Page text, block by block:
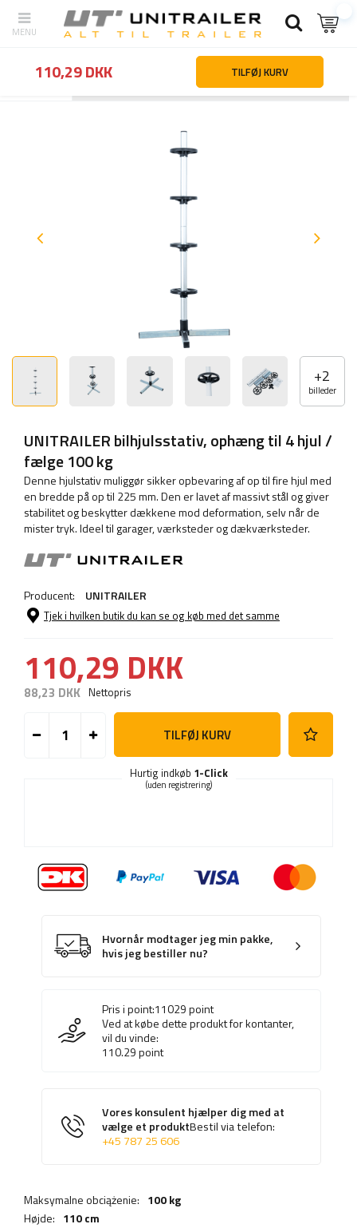
Hjul fælge dæk Reservedele og hjultilbehør
+2
billeder
UNITRAILER bilhjulsstativ, ophæng til 4 hjul /
fælge 100 kg
Denne hjulstativ muliggør sikker opbevaring af op til fire hjul med
en bredde på op til 225 mm. Den er lavet af massivt stål og giver
stabilitet og beskytter dækkene mod deformation, selv når de
mister tryk. Ideel til garager, værksteder og dækværksteder.
Producent: UNITRAILER
Tjek i hvilken butik du kan se og køb med det samme
110,29 DKK
88,23 DKK Nettopris
TILFØJ KURV
Hurtig indkøb 1-Click
(uden registrering)
Hvornår modtager jeg min pakke,
hvis jeg bestiller nu?
Pris i point:11029point
Ved at købe dette produkt for kontanter,
vil du vinde:
110.29point
Vores konsulent hjælper dig med at
vælge et produktBestil via telefon:
+45 787 25 606
Maksymalne obciążenie: 100 kg
Højde: 110 cm
110,29 DKK TILFØJ KURV